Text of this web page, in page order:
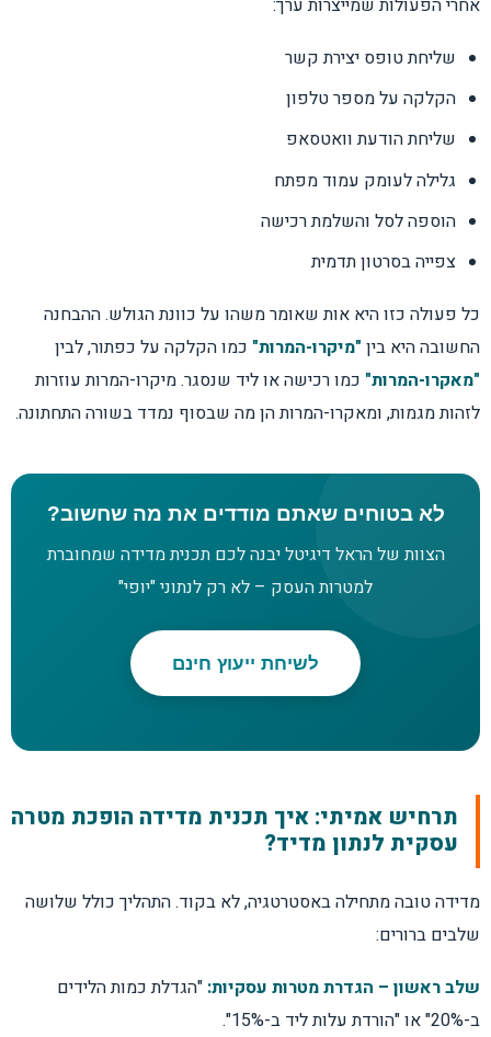
אחרי הפעולות שמייצרות ערך:
שליחת טופס יצירת קשר
הקלקה על מספר טלפון
שליחת הודעת וואטסאפ
גלילה לעומק עמוד מפתח
הוספה לסל והשלמת רכישה
צפייה בסרטון תדמית
כל פעולה כזו היא אות שאומר משהו על כוונת הגולש. ההבחנה
החשובה היא בין "מיקרו-המרות" כמו הקלקה על כפתור, לבין
"מאקרו-המרות" כמו רכישה או ליד שנסגר. מיקרו-המרות עוזרות
לזהות מגמות, ומאקרו-המרות הן מה שבסוף נמדד בשורה התחתונה.
לא בטוחים שאתם מודדים את מה שחשוב?
הצוות של הראל דיגיטל יבנה לכם תכנית מדידה שמחוברת
למטרות העסק – לא רק לנתוני "יופי"
לשיחת ייעוץ חינם
תרחיש אמיתי: איך תכנית מדידה הופכת מטרה
עסקית לנתון מדיד?
מדידה טובה מתחילה באסטרטגיה, לא בקוד. התהליך כולל שלושה
שלבים ברורים:
שלב ראשון – הגדרת מטרות עסקיות: "הגדלת כמות הלידים
ב-20%" או "הורדת עלות ליד ב-15%".